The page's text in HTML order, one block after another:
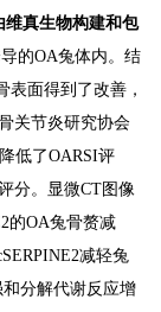
真生物构建和包
的OA兔体内。结
表面得到了改善，
关节炎研究协会
低了OARSI评
分。显微CT图像
的OA兔骨赘减
减轻兔
分解代谢反应增